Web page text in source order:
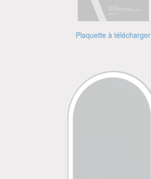
Plaquette à télécharger